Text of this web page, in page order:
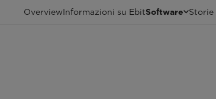
OverviewInformazioni su EbitSoftware Storie